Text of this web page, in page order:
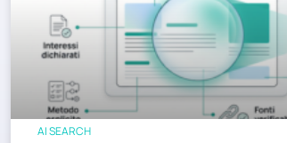
AI SEARCH